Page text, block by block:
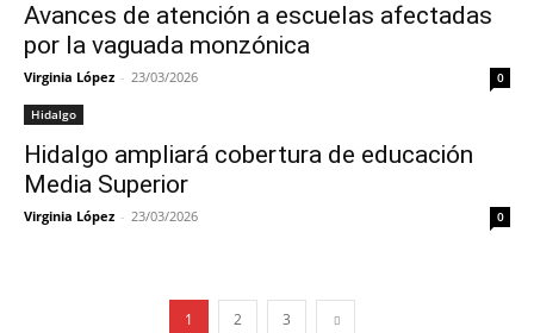
Avances de atención a escuelas afectadas
por la vaguada monzónica
Virginia López - 23/03/2026 0
Hidalgo
Hidalgo ampliará cobertura de educación
Media Superior
Virginia López - 23/03/2026 0
1 2 3